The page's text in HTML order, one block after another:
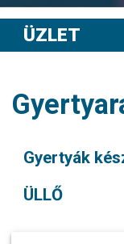
ÜZLET
Gyertyák
ÜLLŐ